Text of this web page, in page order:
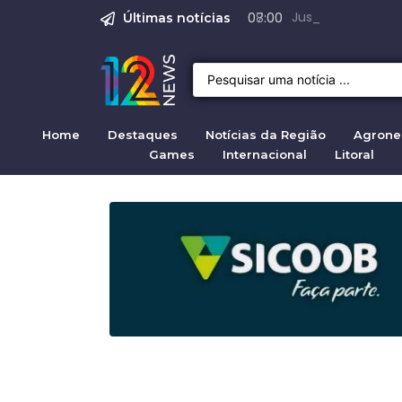
Últimas notícias 07:00 Justiça de SP
Emprego em
Empregos em
Crise migratória
Projeto de Lei
Home Destaques Notícias da Região
Games
Internacional Litoral